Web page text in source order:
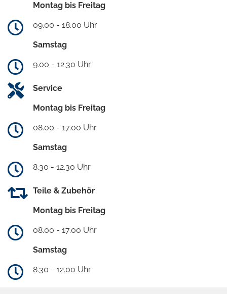
Montag bis Freitag
09.00 - 18.00 Uhr
Samstag
9.00 - 12.30 Uhr
Service
Montag bis Freitag
08.00 - 17.00 Uhr
Samstag
8.30 - 12.30 Uhr
Teile & Zubehör
Montag bis Freitag
08.00 - 17.00 Uhr
Samstag
8.30 - 12.00 Uhr